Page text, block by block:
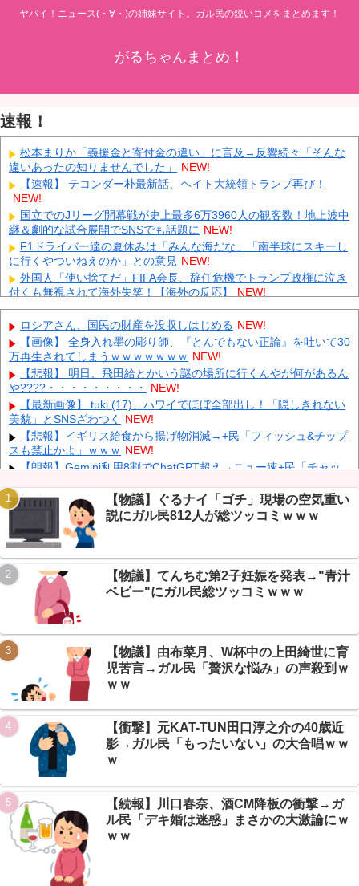
ヤバイ！ニュース(・∀・)の姉妹サイト。ガル民の鋭いコメをまとめます！
がるちゃんまとめ！
速報！
松本まりか「義援金と寄付金の違い」に言及→反響続々「そんな
違いあったの知りませんでした」
NEW!
【速報】 テコンダー朴最新話、ヘイト大統領トランプ再び！
NEW!
国立でのJリーグ開幕戦が史上最多6万3960人の観客数！地上波中
継＆劇的な試合展開でSNSでも話題に NEW!
F1ドライバー達の夏休みは「みんな海だな」「南半球にスキーし
に行くやついねえのか」との意見 NEW!
外国人「使い捨てだ」FIFA会長、辞任危機でトランプ政権に泣き
付くも無視されて海外失笑！【海外の反応】
NEW!
中国人のリウさん、新エネ車で国境越えたら遠隔操作で30時間ロ
ックされる！
NEW!
K-POPアイドルの約半数が3年後には姿を消す…損益分岐点突破
は4％未満 NEW!
彫り師YouTuber・しげち「刺青タトゥー入れてる奴は全員バカで
す」「すごい民度低い」「5000円好きなんすよ、バカって」
【速報】 米農家「流石にこんな値段じゃ、米作り辞める人、出る
んじゃないかなあ？？」 NEW!
【悲報】 中国、橋の欄干が強風一発で粉々に 鉄筋ゼロ 当局「接
着剤でくっつけただけ」「正常で、品質問題はない」
Powered by livedoor 相互RSS
ロシアさん、国民の財産を没収しはじめる NEW!
【画像】 全身入れ墨の彫り師、『とんでもない正論』を吐いて30
万再生されてしまうｗｗｗｗｗｗｗ NEW!
【悲報】 明日、飛田給とかいう謎の場所に行くんやが何があるん
や????・・・・・・・・・
NEW!
【最新画像】 tuki.(17)、ハワイでほぼ全部出し！「隠しきれない
美貌」とSNSざわつく
NEW!
【悲報】イギリス給食から揚げ物消滅→+民「フィッシュ&チップ
スも禁止かよ」ｗｗｗ NEW!
【朗報】Gemini利用8割でChatGPT超え→ニュー速+民「チャッ
【朗報】セルフレジの”ただ立ってるだけ”店員→まさかの「3万い
いね釣り」発覚にガリレオ民騒然ｗｗｗ NEW!
【悲報】ニートへ漬物工場求人→日給19万でボーナス無しにガリ
レオ民「クソ求人で草」ｗｗｗ
【恐怖】 家族葬・一日葬なら安いという風潮、完全に嘘だっ
た・・・・
【朗報】村上宗隆、26号でAL本塁打ランキング並列→『村GOD
覇権』も反応淡白ｗｗｗ
Powered by livedoor 相互RSS
【物議】ぐるナイ「ゴチ」現場の空気重い
説にガル民812人が総ツッコミｗｗｗ
【物議】てんちむ第2子妊娠を発表→"青汁
ベビー"にガル民総ツッコミｗｗｗ
【物議】由布菜月、W杯中の上田綺世に育
児苦言→ガル民「贅沢な悩み」の声殺到ｗ
ｗｗ
【衝撃】元KAT-TUN田口淳之介の40歳近
影→ガル民「もったいない」の大合唱ｗｗ
ｗ
【続報】川口春奈、酒CM降板の衝撃→ガ
ル民「デキ婚は迷惑」まさかの大激論にｗ
ｗｗ